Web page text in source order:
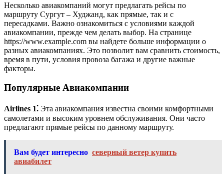
Несколько авиакомпаний могут предлагать рейсы по
маршруту Сургут – Худжанд, как прямые, так и с
пересадками. Важно ознакомиться с условиями каждой
авиакомпании, прежде чем делать выбор. На странице
https://www.example.com вы найдете больше информации о
разных авиакомпаниях. Это позволит вам сравнить стоимость,
время в пути, условия провоза багажа и другие важные
факторы.
Популярные Авиакомпании
Airlines 1⁚ Эта авиакомпания известна своими комфортными
самолетами и высоким уровнем обслуживания. Они часто
предлагают прямые рейсы по данному маршруту.
Вам будет интересно северный ветер купить
авиабилет